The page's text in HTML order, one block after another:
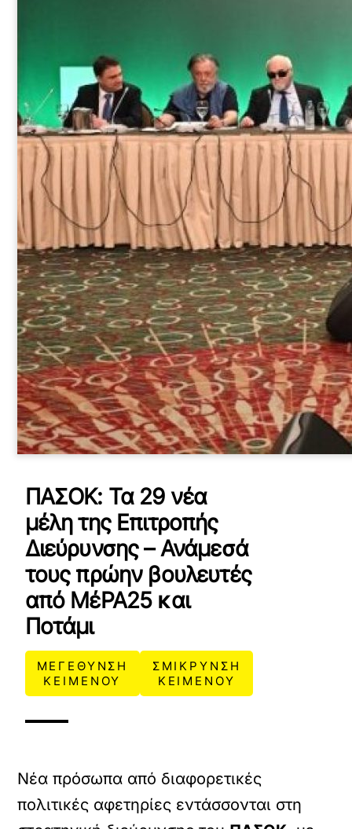
ΠΑΣΟΚ: Τα 29 νέα
μέλη της Επιτροπής
Διεύρυνσης – Ανάμεσά
τους πρώην βουλευτές
από ΜέΡΑ25 και
Ποτάμι
ΜΕΓΕΘΥΝΣΗ
ΚΕΙΜΕΝΟΥ
ΣΜΙΚΡΥΝΣΗ
ΚΕΙΜΕΝΟΥ
Νέα πρόσωπα από διαφορετικές
πολιτικές αφετηρίες εντάσσονται στη